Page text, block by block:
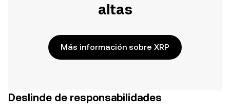
altas
Más información sobre XRP
Deslinde de responsabilidades